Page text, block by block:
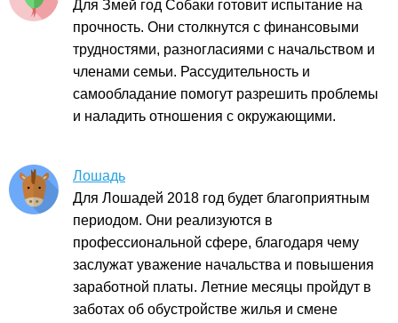
Для Змей год Собаки готовит испытание на
прочность. Они столкнутся с финансовыми
трудностями, разногласиями с начальством и
членами семьи. Рассудительность и
самообладание помогут разрешить проблемы
и наладить отношения с окружающими.
Лошадь
Для Лошадей 2018 год будет благоприятным
периодом. Они реализуются в
профессиональной сфере, благодаря чему
заслужат уважение начальства и повышения
заработной платы. Летние месяцы пройдут в
заботах об обустройстве жилья и смене